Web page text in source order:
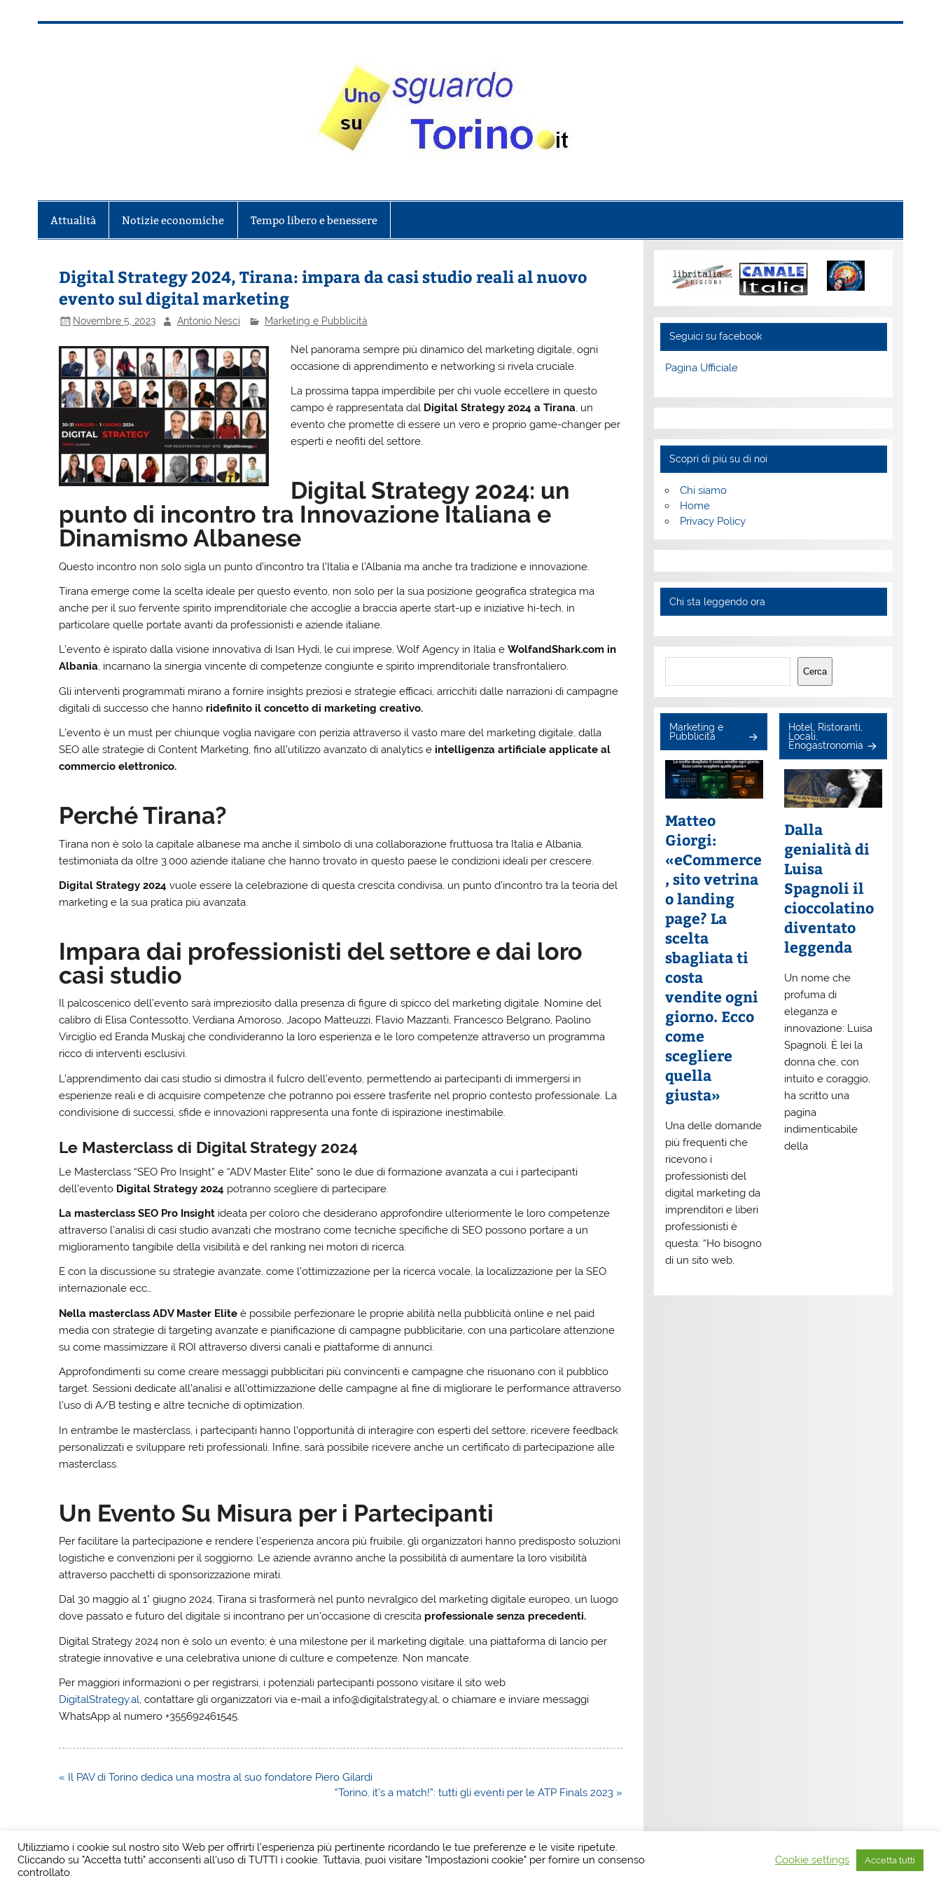
Attualità Notizie economiche Tempo libero e benessere
Digital Strategy 2024, Tirana: impara da casi studio reali al nuovo
evento sul digital marketing
Novembre 5, 2023 Antonio Nesci Marketing e Pubblicità
Nel panorama sempre più dinamico del marketing digitale, ogni
occasione di apprendimento e networking si rivela cruciale.
La prossima tappa imperdibile per chi vuole eccellere in questo
campo è rappresentata dal Digital Strategy 2024 a Tirana, un
evento che promette di essere un vero e proprio game-changer per
esperti e neofiti del settore.
Digital Strategy 2024: un
punto di incontro tra Innovazione Italiana e
Dinamismo Albanese
Questo incontro non solo sigla un punto d’incontro tra l’Italia e l’Albania ma anche tra tradizione e innovazione.
Tirana emerge come la scelta ideale per questo evento, non solo per la sua posizione geografica strategica ma
anche per il suo fervente spirito imprenditoriale che accoglie a braccia aperte start-up e iniziative hi-tech, in
particolare quelle portate avanti da professionisti e aziende italiane.
L’evento è ispirato dalla visione innovativa di Isan Hydi, le cui imprese, Wolf Agency in Italia eWolfandShark.com in
Albania, incarnano la sinergia vincente di competenze congiunte e spirito imprenditoriale transfrontaliero.
Gli interventi programmati mirano a fornire insights preziosi e strategie efficaci, arricchiti dalle narrazioni di campagne
digitali di successo che hanno ridefinito il concetto di marketing creativo.
L’evento è un must per chiunque voglia navigare con perizia attraverso il vasto mare del marketing digitale, dalla
SEO alle strategie di Content Marketing, fino all’utilizzo avanzato di analytics e intelligenza artificiale applicate al
commercio elettronico.
Perché Tirana?
Tirana non è solo la capitale albanese ma anche il simbolo di una collaborazione fruttuosa tra Italia e Albania,
testimoniata da oltre 3.000 aziende italiane che hanno trovato in questo paese le condizioni ideali per crescere.
Digital Strategy 2024 vuole essere la celebrazione di questa crescita condivisa, un punto d’incontro tra la teoria del
marketing e la sua pratica più avanzata.
Impara dai professionisti del settore e dai loro
casi studio
Il palcoscenico dell’evento sarà impreziosito dalla presenza di figure di spicco del marketing digitale. Nomine del
calibro di Elisa Contessotto, Verdiana Amoroso, Jacopo Matteuzzi, Flavio Mazzanti, Francesco Belgrano, Paolino
Virciglio ed Eranda Muskaj che condivideranno la loro esperienza e le loro competenze attraverso un programma
ricco di interventi esclusivi.
L’apprendimento dai casi studio si dimostra il fulcro dell’evento, permettendo ai partecipanti di immergersi in
esperienze reali e di acquisire competenze che potranno poi essere trasferite nel proprio contesto professionale. La
condivisione di successi, sfide e innovazioni rappresenta una fonte di ispirazione inestimabile.
Le Masterclass di Digital Strategy 2024
Le Masterclass “SEO Pro Insight” e “ADV Master Elite” sono le due di formazione avanzata a cui i partecipanti
dell’evento Digital Strategy 2024 potranno scegliere di partecipare.
La masterclass SEO Pro Insight ideata per coloro che desiderano approfondire ulteriormente le loro competenze
attraverso l’analisi di casi studio avanzati che mostrano come tecniche specifiche di SEO possono portare a un
miglioramento tangibile della visibilità e del ranking nei motori di ricerca.
E con la discussione su strategie avanzate, come l’ottimizzazione per la ricerca vocale, la localizzazione per la SEO
internazionale ecc…
Nella masterclass ADV Master Elite è possibile perfezionare le proprie abilità nella pubblicità online e nel paid
media con strategie di targeting avanzate e pianificazione di campagne pubblicitarie, con una particolare attenzione
su come massimizzare il ROI attraverso diversi canali e piattaforme di annunci.
Approfondimenti su come creare messaggi pubblicitari più convincenti e campagne che risuonano con il pubblico
target. Sessioni dedicate all’analisi e all’ottimizzazione delle campagne al fine di migliorare le performance attraverso
l’uso di A/B testing e altre tecniche di optimization.
In entrambe le masterclass, i partecipanti hanno l’opportunità di interagire con esperti del settore, ricevere feedback
personalizzati e sviluppare reti professionali. Infine, sarà possibile ricevere anche un certificato di partecipazione alle
masterclass.
Un Evento Su Misura per i Partecipanti
Per facilitare la partecipazione e rendere l’esperienza ancora più fruibile, gli organizzatori hanno predisposto soluzioni
logistiche e convenzioni per il soggiorno. Le aziende avranno anche la possibilità di aumentare la loro visibilità
attraverso pacchetti di sponsorizzazione mirati.
Dal 30 maggio al 1° giugno 2024, Tirana si trasformerà nel punto nevralgico del marketing digitale europeo, un luogo
dove passato e futuro del digitale si incontrano per un’occasione di crescita professionale senza precedenti.
Digital Strategy 2024 non è solo un evento; è una milestone per il marketing digitale, una piattaforma di lancio per
strategie innovative e una celebrativa unione di culture e competenze. Non mancate.
Per maggiori informazioni o per registrarsi, i potenziali partecipanti possono visitare il sito web
DigitalStrategy.al, contattare gli organizzatori via e-mail a info@digitalstrategy.al, o chiamare e inviare messaggi
WhatsApp al numero +355692461545.
Navigazione
« Il PAV di Torino dedica una mostra al suo fondatore Piero Gilardi
“Torino, it’s a match!”: tutti gli eventi per le ATP Finals 2023 »
Seguici su facebook
Pagina Ufficiale
Scopri di più su di noi
Chi siamo
Home
Privacy Policy
Chi sta leggendo ora
Cerca
Cerca
Marketing e
Pubblicità
Matteo
Giorgi:
«eCommerce
, sito vetrina
o landing
page? La
scelta
sbagliata ti
costa
vendite ogni
giorno. Ecco
come
scegliere
quella
giusta»
Una delle domande
più frequenti che
ricevono i
professionisti del
digital marketing da
imprenditori e liberi
professionisti è
questa: “Ho bisogno
di un sito web,
Hotel, Ristoranti,
Locali,
Enogastronomia
Dalla
genialità di
Luisa
Spagnoli il
cioccolatino
diventato
leggenda
Un nome che
profuma di
eleganza e
innovazione: Luisa
Spagnoli. È lei la
donna che, con
intuito e coraggio,
ha scritto una
pagina
indimenticabile
della
Tema WordPress: Smartline di ThemeZee.
Utilizziamo i cookie sul nostro sito Web per offrirti l'esperienza più pertinente ricordando le tue preferenze e le visite ripetute.
Cliccando su "Accetta tutti" acconsenti all'uso di TUTTI i cookie. Tuttavia, puoi visitare "Impostazioni cookie" per fornire un consenso
controllato.
Cookie settings Accetta tutti